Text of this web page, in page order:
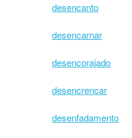
desencanto
desencarnar
desencorajado
desencrencar
desenfadamento